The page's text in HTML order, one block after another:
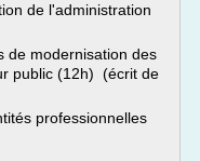
de l'administration
de modernisation des
public (12h) (écrit de
professionnelles